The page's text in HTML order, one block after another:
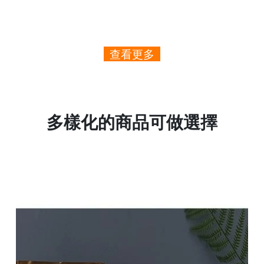
查看更多
多樣化的商品可做選擇